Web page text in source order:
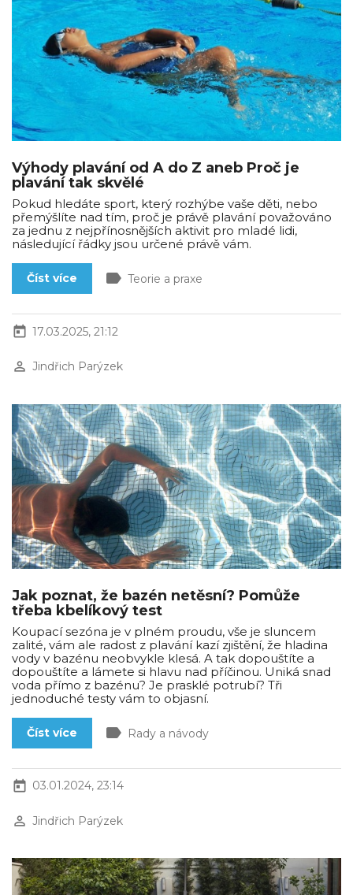
Výhody plavání od A do Z aneb Proč je
plavání tak skvělé
Pokud hledáte sport, který rozhýbe vaše děti, nebo
přemýšlíte nad tím, proč je právě plavání považováno
za jednu z nejpřínosnějších aktivit pro mladé lidi,
následující řádky jsou určené právě vám.
Číst více label Teorie a praxe
today 17.03.2025, 21:12
perm_identity Jindřich Parýzek
Jak poznat, že bazén netěsní? Pomůže
třeba kbelíkový test
Koupací sezóna je v plném proudu, vše je sluncem
zalité, vám ale radost z plavání kazí zjištění, že hladina
vody v bazénu neobvykle klesá. A tak dopouštíte a
dopouštíte a lámete si hlavu nad příčinou. Uniká snad
voda přímo z bazénu? Je prasklé potrubí? Tři
jednoduché testy vám to objasní.
Číst více label Rady a návody
today 03.01.2024, 23:14
perm_identity Jindřich Parýzek